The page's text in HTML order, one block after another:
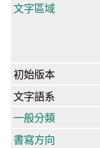
文字區域
初始版本
文字語系
一般分類
書寫方向